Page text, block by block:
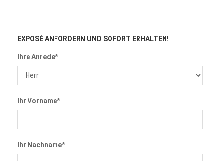
EXPOSÉ ANFORDERN UND SOFORT ERHALTEN!
Ihre Anrede*
Ihr Vorname*
Ihr Nachname*